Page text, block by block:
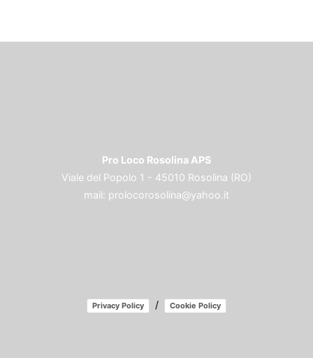
Pro Loco Rosolina APS
Viale del Popolo 1 - 45010 Rosolina (RO)
mail: prolocorosolina@yahoo.it
Privacy Policy / Cookie Policy